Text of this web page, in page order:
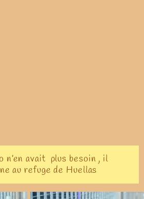
n’en avait plus besoin , il
au refuge de Huellas